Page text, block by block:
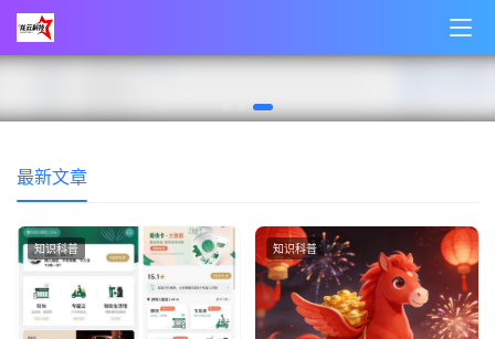
娱乐资讯
最新文章
知识科普 知识科普